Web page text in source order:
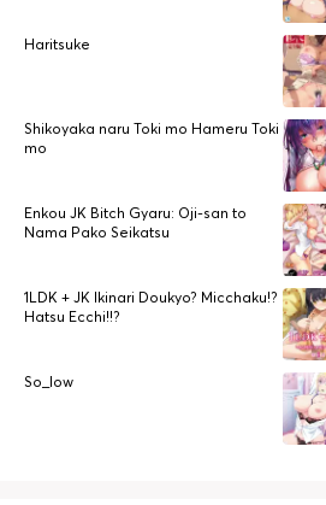
Haritsuke
Shikoyaka naru Toki mo Hameru Toki
mo
Enkou JK Bitch Gyaru: Oji-san to
Nama Pako Seikatsu
1LDK + JK Ikinari Doukyo? Micchaku!?
Hatsu Ecchi!!?
So_low